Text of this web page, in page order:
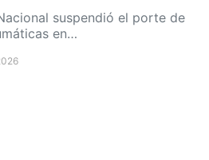
suspendió el porte de
en…